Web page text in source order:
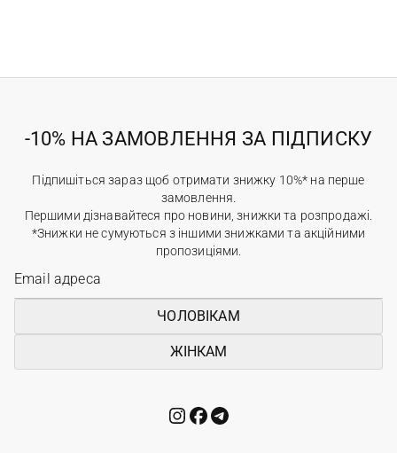
-10% НА ЗАМОВЛЕННЯ ЗА ПІДПИСКУ
Підпишіться зараз щоб отримати знижку 10%* на перше
замовлення.
Першими дізнавайтеся про новини, знижки та розпродажі.
*Знижки не сумуються з іншими знижками та акційними
пропозиціями.
ЧОЛОВІКАМ
ЖІНКАМ